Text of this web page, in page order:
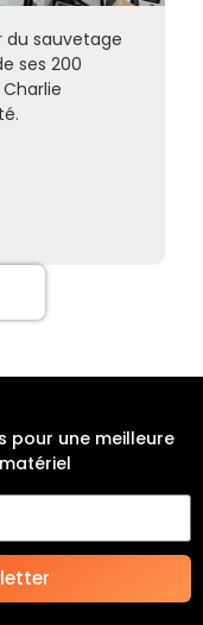
du sauvetage
ses 200
pour une meilleure